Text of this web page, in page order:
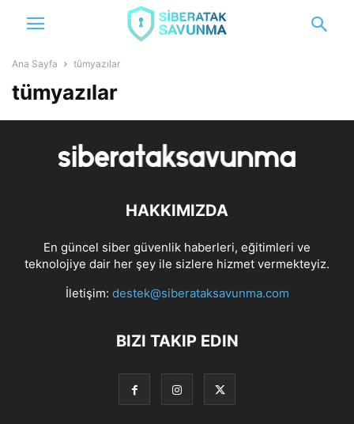
Ana Sayfa tümyazılar
tümyazılar
HAKKIMIZDA
En güncel siber güvenlik haberleri, eğitimleri ve
teknolojiye dair her şey ile sizlere hizmet vermekteyiz.
İletişim: destek@siberataksavunma.com
BIZI TAKIP EDIN